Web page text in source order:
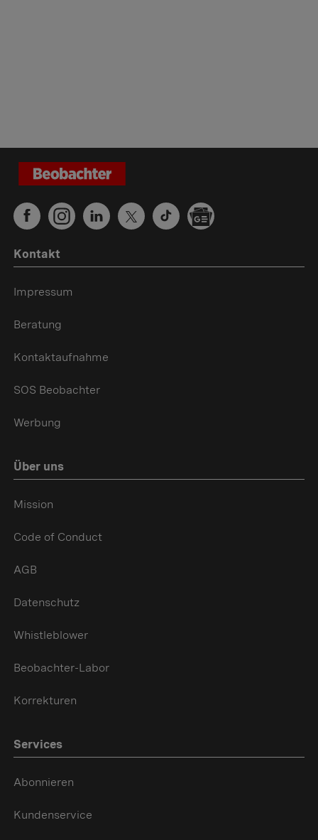
Kontakt
Impressum
Beratung
Kontaktaufnahme
SOS Beobachter
Werbung
Über uns
Mission
Code of Conduct
AGB
Datenschutz
Whistleblower
Beobachter-Labor
Korrekturen
Services
Abonnieren
Kundenservice